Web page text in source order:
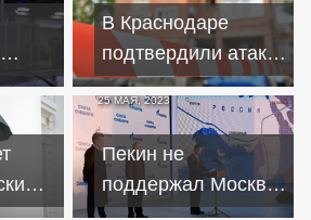
на Украине
В Краснодаре
подтвердили атаку
двух беспилотников
на жилой дом
о
25 МАЯ, 2023
Пекин не
поддержал Москву
в строительстве